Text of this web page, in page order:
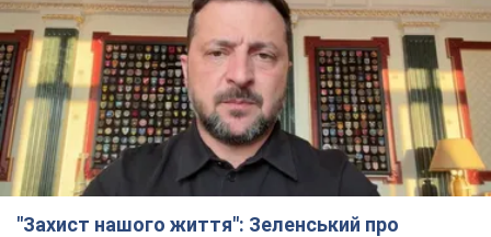
"Захист нашого життя": Зеленський про